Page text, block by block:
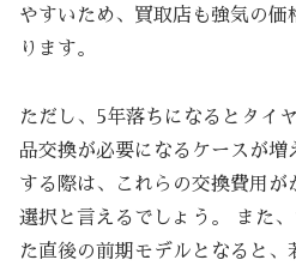
やすいため、買取店も強気の価
ります。
ただし、5年落ちになるとタイ
品交換が必要になるケースが
する際は、これらの交換費用が
選択と言えるでしょう。 また
た直後の前期モデルとなると